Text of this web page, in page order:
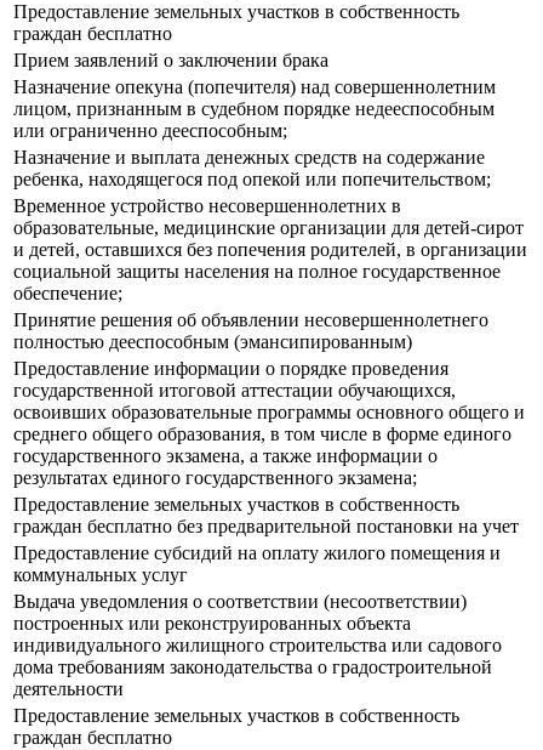
Предоставление земельных участков в собственность
граждан бесплатно
Прием заявлений о заключении брака
Назначение опекуна (попечителя) над совершеннолетним
лицом, признанным в судебном порядке недееспособным
или ограниченно дееспособным;
Назначение и выплата денежных средств на содержание
ребенка, находящегося под опекой или попечительством;
Временное устройство несовершеннолетних в
образовательные, медицинские организации для детей-сирот
и детей, оставшихся без попечения родителей, в организации
социальной защиты населения на полное государственное
обеспечение;
Принятие решения об объявлении несовершеннолетнего
полностью дееспособным (эмансипированным)
Предоставление информации о порядке проведения
государственной итоговой аттестации обучающихся,
освоивших образовательные программы основного общего и
среднего общего образования, в том числе в форме единого
государственного экзамена, а также информации о
результатах единого государственного экзамена;
Предоставление земельных участков в собственность
граждан бесплатно без предварительной постановки на учет
Предоставление субсидий на оплату жилого помещения и
коммунальных услуг
Выдача уведомления о соответствии (несоответствии)
построенных или реконструированных объекта
индивидуального жилищного строительства или садового
дома требованиям законодательства о градостроительной
деятельности
Предоставление земельных участков в собственность
граждан бесплатно